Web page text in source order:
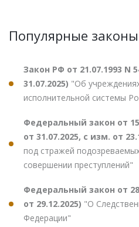
Популярные законы
Закон РФ от 21.07.1993 N
31.07.2025) "Об
исполнительной системы
Федеральный закон от
от 31.07.2025, с изм. от
под стражей
совершении преступлений"
Федеральный закон от
от 29.12.2025) "О
Федерации"